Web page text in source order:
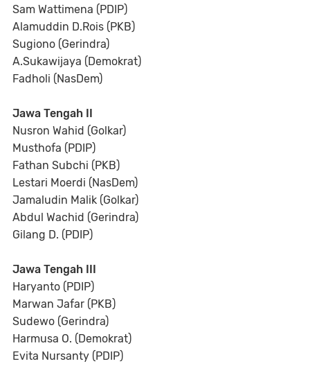
Sam Wattimena (PDIP)
Alamuddin D.Rois (PKB)
Sugiono (Gerindra)
A.Sukawijaya (Demokrat)
Fadholi (NasDem)
Jawa Tengah II
Nusron Wahid (Golkar)
Musthofa (PDIP)
Fathan Subchi (PKB)
Lestari Moerdi (NasDem)
Jamaludin Malik (Golkar)
Abdul Wachid (Gerindra)
Gilang D. (PDIP)
Jawa Tengah III
Haryanto (PDIP)
Marwan Jafar (PKB)
Sudewo (Gerindra)
Harmusa O. (Demokrat)
Evita Nursanty (PDIP)